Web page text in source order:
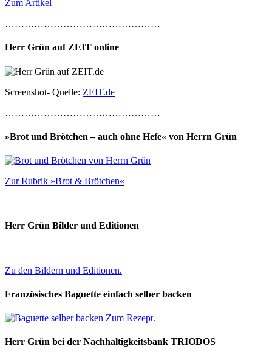
Zum Artikel
…………………………………………
Herr Grün auf ZEIT online
Screenshot- Quelle: ZEIT.de
…………………………………………
»Brot und Brötchen – auch ohne Hefe« von Herrn Grün
Zur Rubrik »Brot & Brötchen«
Herr Grün Bilder und Editionen
Zu den Bildern und Editionen.
Französisches Baguette einfach selber backen
Zum Rezept.
Herr Grün bei der Nachhaltigkeitsbank TRIODOS